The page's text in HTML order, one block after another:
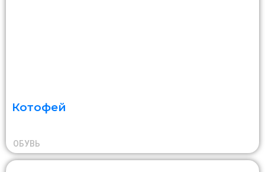
Котофей
ОБУВЬ